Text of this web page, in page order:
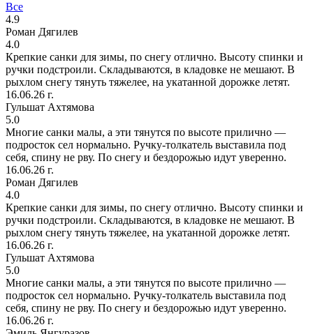
Все
4.9
Роман Дягилев
4.0
Крепкие санки для зимы, по снегу отлично. Высоту спинки и
ручки подстроили. Складываются, в кладовке не мешают. В
рыхлом снегу тянуть тяжелее, на укатанной дорожке летят.
16.06.26 г.
Гульшат Ахтямова
5.0
Многие санки малы, а эти тянутся по высоте прилично —
подросток сел нормально. Ручку-толкатель выставила под
себя, спину не рву. По снегу и бездорожью идут уверенно.
16.06.26 г.
Роман Дягилев
4.0
Крепкие санки для зимы, по снегу отлично. Высоту спинки и
ручки подстроили. Складываются, в кладовке не мешают. В
рыхлом снегу тянуть тяжелее, на укатанной дорожке летят.
16.06.26 г.
Гульшат Ахтямова
5.0
Многие санки малы, а эти тянутся по высоте прилично —
подросток сел нормально. Ручку-толкатель выставила под
себя, спину не рву. По снегу и бездорожью идут уверенно.
16.06.26 г.